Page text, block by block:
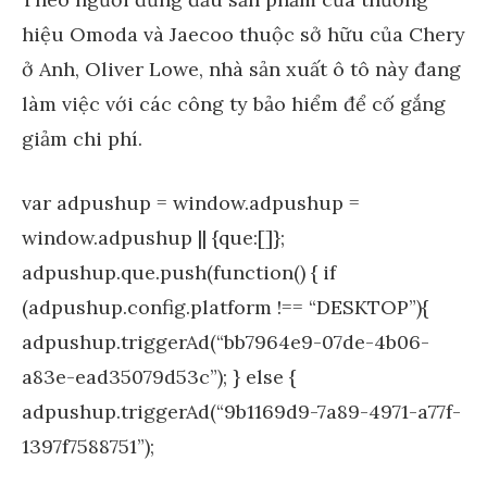
hiệu Omoda và Jaecoo thuộc sở hữu của Chery
ở Anh, Oliver Lowe, nhà sản xuất ô tô này đang
làm việc với các công ty bảo hiểm để cố gắng
giảm chi phí.
var adpushup = window.adpushup =
window.adpushup || {que:[]};
adpushup.que.push(function() { if
(adpushup.config.platform !== “DESKTOP”){
adpushup.triggerAd(“bb7964e9-07de-4b06-
a83e-ead35079d53c”); } else {
adpushup.triggerAd(“9b1169d9-7a89-4971-a77f-
1397f7588751”);